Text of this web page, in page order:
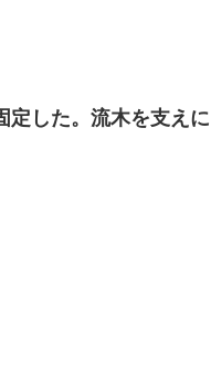
定した。流木を支えに